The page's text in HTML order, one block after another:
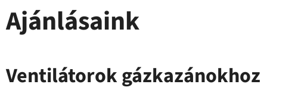
Ajánlásaink
Ventilátorok gázkazánokhoz